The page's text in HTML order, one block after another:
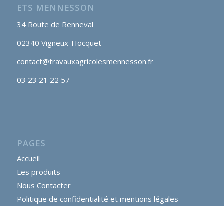
ETS MENNESSON
34 Route de Renneval
02340 Vigneux-Hocquet
contact@travauxagricolesmennesson.fr
03 23 21 22 57
PAGES
Accueil
Les produits
Nous Contacter
Politique de confidentialité et mentions légales